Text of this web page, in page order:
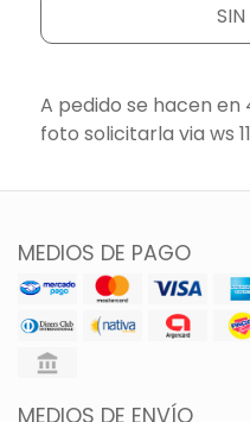
A pedido se hacen en
foto solicitarla via ws
MEDIOS DE PAGO
MEDIOS DE ENVÍO